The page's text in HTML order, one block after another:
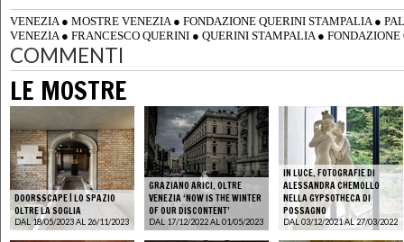
VENEZIA ● MOSTRE VENEZIA ● FONDAZIONE QUERINI STAMPALIA ●
VENEZIA ● FRANCESCO QUERINI ● QUERINI STAMPALIA ● FONDAZIONE
COMMENTI
LE MOSTRE
DOORSSCAPE | LO SPAZIO
OLTRE LA SOGLIA
DAL 18/05/2023 AL 26/11/2023
GRAZIANO ARICI. OLTRE
VENEZIA ‘NOW IS THE WINTER
OF OUR DISCONTENT’
DAL 17/12/2022 AL 01/05/2023
IN LUCE. FOTOGRAFIE DI
ALESSANDRA CHEMOLLO
NELLA GYPSOTHECA DI
POSSAGNO
DAL 03/12/2021 AL 27/03/2022